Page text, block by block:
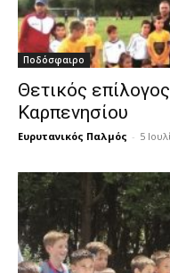
Ποδόσφαιρο
Θετικός
Καρπενησίου
Ευρυτανικός Παλμός - 5